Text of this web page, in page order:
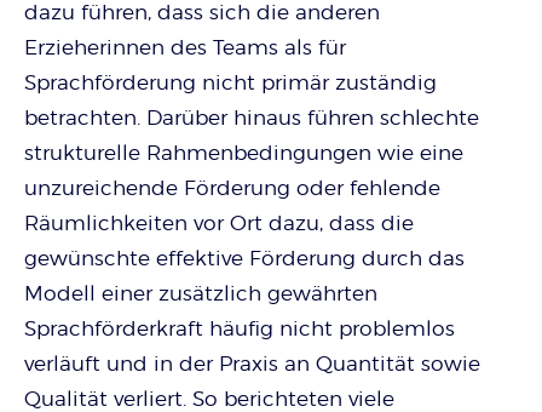
dazu führen, dass sich die anderen
Erzieherinnen des Teams als für
Sprachförderung nicht primär zuständig
betrachten. Darüber hinaus führen schlechte
strukturelle Rahmenbedingungen wie eine
unzureichende Förderung oder fehlende
Räumlichkeiten vor Ort dazu, dass die
gewünschte effektive Förderung durch das
Modell einer zusätzlich gewährten
Sprachförderkraft häufig nicht problemlos
verläuft und in der Praxis an Quantität sowie
Qualität verliert. So berichteten viele